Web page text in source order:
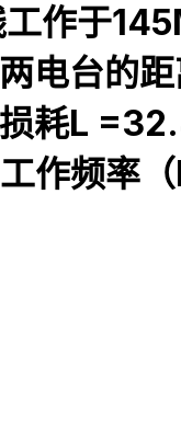
作于
电台的
损耗L
作频率（